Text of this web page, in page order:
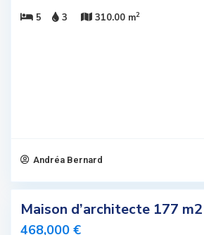
5 3 310.00 m2
Andréa Bernard
Maison d’architecte 177 m2
468,000 €